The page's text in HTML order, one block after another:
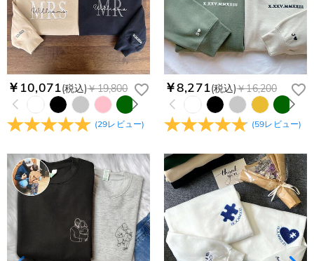
￥10,071(税込)￥19,800
(29レビュー)
￥8,271(税込)￥16,200
(59レビュー)